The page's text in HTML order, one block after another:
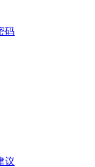
码
议